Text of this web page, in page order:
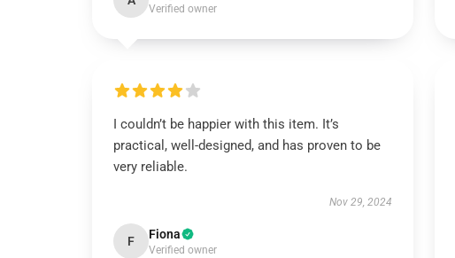
Verified owner
I couldn’t be happier with this item. It’s
practical, well-designed, and has proven to be
very reliable.
Nov 29, 2024
F Fiona
Verified owner